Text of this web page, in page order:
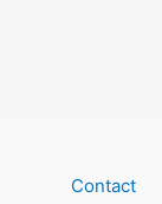
Contact